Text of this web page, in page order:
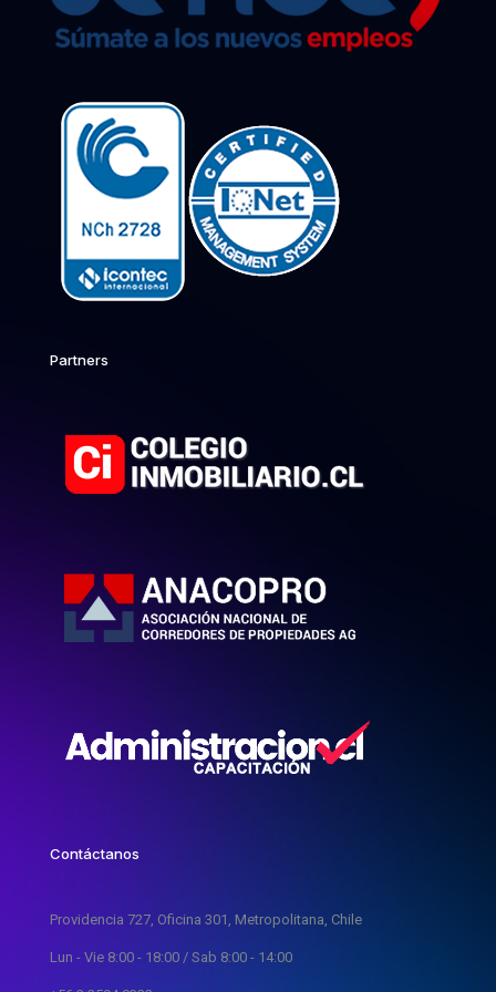
Partners
Contáctanos
Providencia 727, Oficina 301, Metropolitana, Chile
Lun - Vie 8:00 - 18:00 / Sab 8:00 - 14:00